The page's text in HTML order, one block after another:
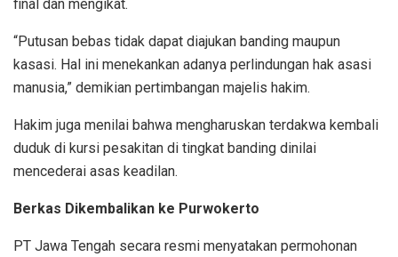
final dan mengikat.
“Putusan bebas tidak dapat diajukan banding maupun
kasasi. Hal ini menekankan adanya perlindungan hak asasi
manusia,” demikian pertimbangan majelis hakim.
Hakim juga menilai bahwa mengharuskan terdakwa kembali
duduk di kursi pesakitan di tingkat banding dinilai
mencederai asas keadilan.
Berkas Dikembalikan ke Purwokerto
PT Jawa Tengah secara resmi menyatakan permohonan